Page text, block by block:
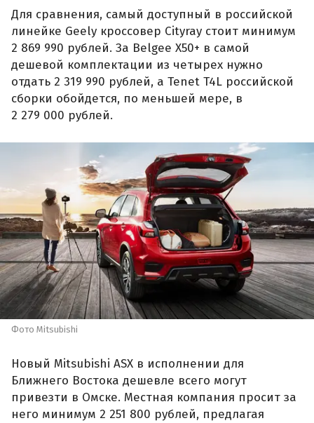
Для сравнения, самый доступный в российской
линейке Geely кроссовер Cityray стоит минимум
2 869 990 рублей. За Belgee X50+ в самой
дешевой комплектации из четырех нужно
отдать 2 319 990 рублей, а Tenet T4L российской
сборки обойдется, по меньшей мере, в
2 279 000 рублей.
Фото Mitsubishi
Новый Mitsubishi ASX в исполнении для
Ближнего Востока дешевле всего могут
привезти в Омске. Местная компания просит за
него минимум 2 251 800 рублей, предлагая